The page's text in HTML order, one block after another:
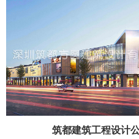
+ 网络主题活动执行
服务项目 MFCMS建站 关
筑都建筑工程设计公司官网